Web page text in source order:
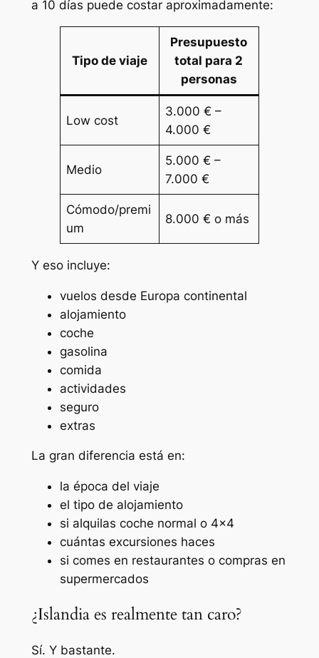
a 10 días puede costar aproximadamente:
Tipo de viaje
Presupuesto
total para 2
personas
Low cost
3.000 € –
4.000 €
Medio
5.000 € –
7.000 €
Cómodo/premi
um
8.000 € o más
Y eso incluye:
vuelos desde Europa continental
alojamiento
coche
gasolina
comida
actividades
seguro
extras
La gran diferencia está en:
la época del viaje
el tipo de alojamiento
si alquilas coche normal o 4×4
cuántas excursiones haces
si comes en restaurantes o compras en
supermercados
¿Islandia es realmente tan caro?
Sí. Y bastante.